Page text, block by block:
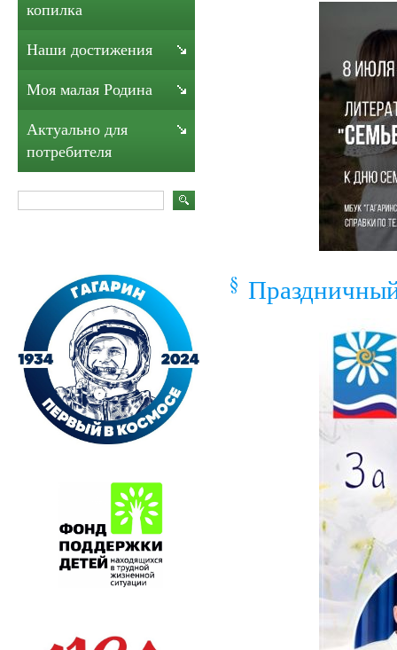
копилка
Наши достижения
Моя малая Родина
Актуально для
потребителя